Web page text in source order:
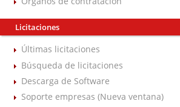
Licitaciones
Últimas licitaciones
Búsqueda de licitaciones
Descarga de Software
Soporte empresas (Nueva ventana)